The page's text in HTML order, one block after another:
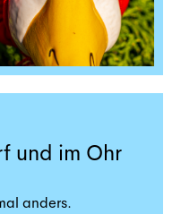
und im Ohr
anders.